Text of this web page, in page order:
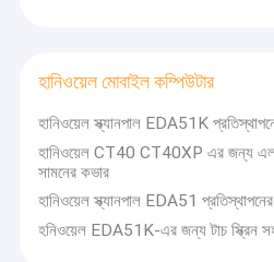
হানিওয়েল মোবাইল কম্পিউটার
হানিওয়েল স্ক্যানপাল EDA51K
হানিওয়েল CT40 CT40XP এর জন্য
সামনের কভার
হানিওয়েল স্ক্যানপাল EDA51
হনিওয়েল EDA51K-এর জন্য টাচ স্ক্রিন